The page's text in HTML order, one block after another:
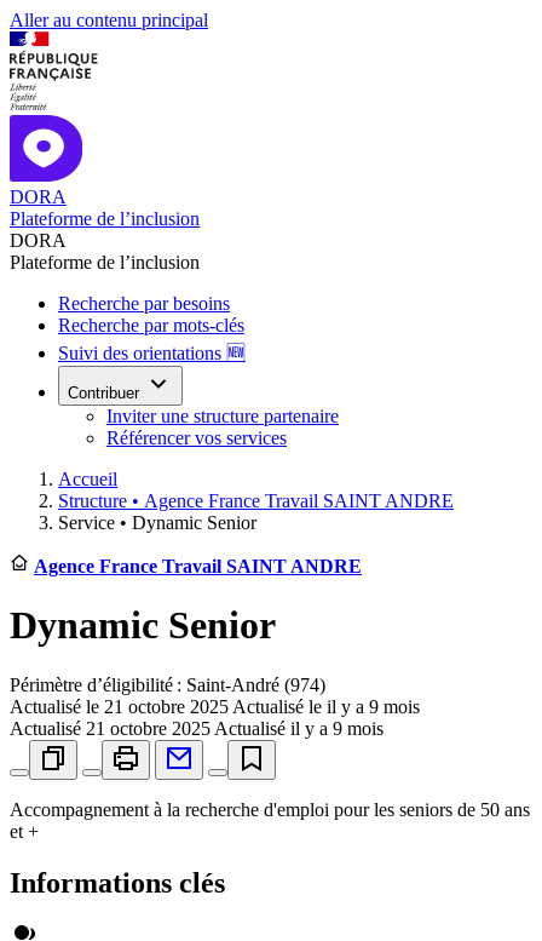
Aller au contenu principal
DORA
Plateforme de l’inclusion
DORA
Plateforme de l’inclusion
Recherche par besoins
Recherche par mots-clés
Suivi des orientations 🆕
Contribuer
Inviter une structure partenaire
Référencer vos services
Accueil
Structure • Agence France Travail SAINT ANDRE
Service • Dynamic Senior
Agence France Travail SAINT ANDRE
Dynamic Senior
Périmètre d’éligibilité : Saint-André (974)
Actualisé le 21 octobre 2025 Actualisé le il y a 9 mois
Actualisé 21 octobre 2025 Actualisé il y a 9 mois
Accompagnement à la recherche d'emploi pour les seniors de 50 ans
et +
Informations clés